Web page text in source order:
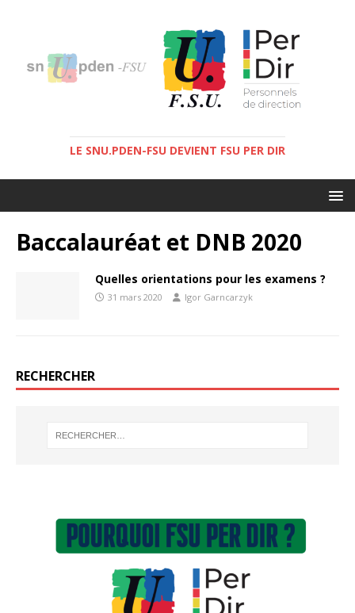
LE SNU.PDEN-FSU DEVIENT FSU PER DIR
Baccalauréat et DNB 2020
Quelles orientations pour les examens ?
31 mars 2020 Igor Garncarzyk
RECHERCHER